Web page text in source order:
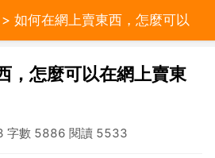
> 如何在網上賣東西，怎麼可以
，怎麼可以在網上賣東
數 5886 閱讀 5533